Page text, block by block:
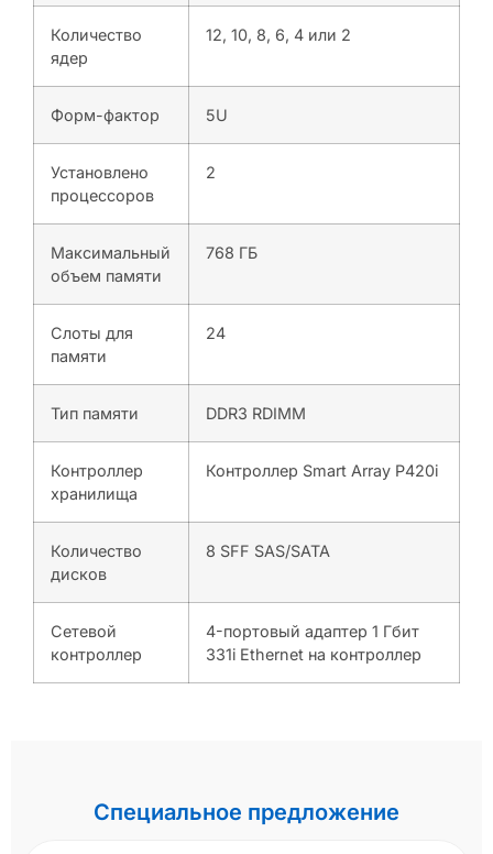
Количество
ядер
12, 10, 8, 6, 4 или 2
Форм-фактор 5U
Установлено
процессоров
2
Максимальный
объем памяти
768 ГБ
Слоты для
памяти
24
Тип памяти DDR3 RDIMM
Контроллер
хранилища
Контроллер Smart Array P420i
Количество
дисков
8 SFF SAS/SATA
Сетевой
контроллер
4-портовый адаптер 1 Гбит
331i Ethernet на контроллер
Специальное предложение